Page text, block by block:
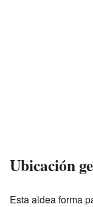
Ubicación
Esta aldea forma